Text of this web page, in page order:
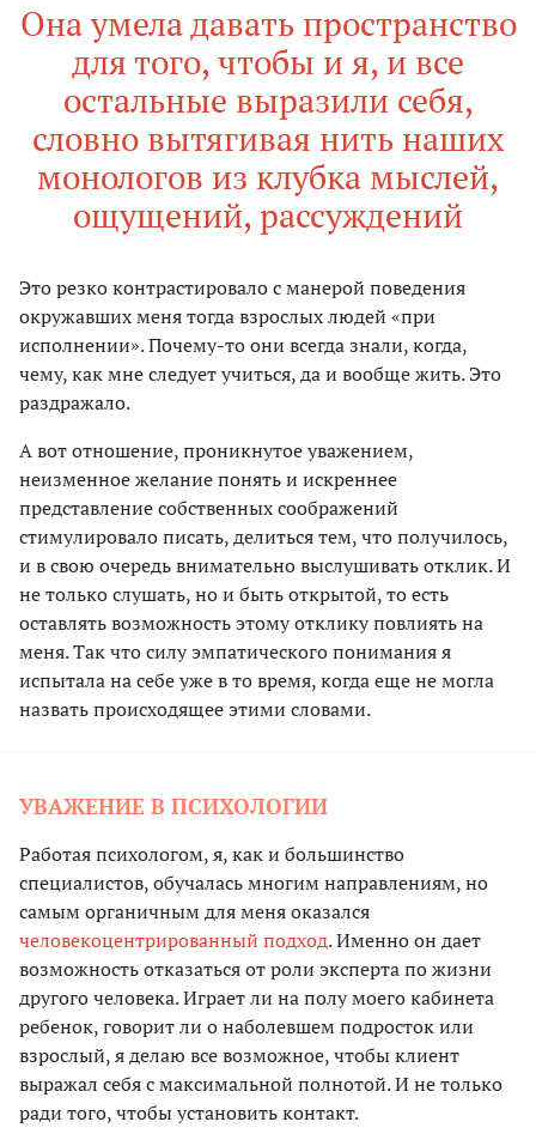
Она умела давать пространство
для того, чтобы и я, и все
остальные выразили себя,
словно вытягивая нить наших
монологов из клубка мыслей,
ощущений, рассуждений
Это резко контрастировало с манерой поведения
окружавших меня тогда взрослых людей «при
исполнении». Почему-то они всегда знали, когда,
чему, как мне следует учиться, да и вообще жить. Это
раздражало.
А вот отношение, проникнутое уважением,
неизменное желание понять и искреннее
представление собственных соображений
стимулировало писать, делиться тем, что получилось,
и в свою очередь внимательно выслушивать отклик. И
не только слушать, но и быть открытой, то есть
оставлять возможность этому отклику повлиять на
меня. Так что силу эмпатического понимания я
испытала на себе уже в то время, когда еще не могла
назвать происходящее этими словами.
УВАЖЕНИЕ В ПСИХОЛОГИИ
Работая психологом, я, как и большинство
специалистов, обучалась многим направлениям, но
самым органичным для меня оказался
человекоцентрированный подход. Именно он дает
возможность отказаться от роли эксперта по жизни
другого человека. Играет ли на полу моего кабинета
ребенок, говорит ли о наболевшем подросток или
взрослый, я делаю все возможное, чтобы клиент
выражал себя с максимальной полнотой. И не только
ради того, чтобы установить контакт.